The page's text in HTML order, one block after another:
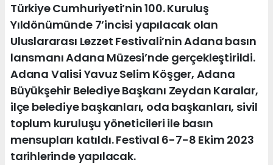
Türkiye Cumhuriyeti’nin 100. Kuruluş
Yıldönümünde 7’incisi yapılacak olan
Uluslararası Lezzet Festivali’nin Adana basın
lansmanı Adana Müzesi’nde gerçekleştirildi.
Adana Valisi Yavuz Selim Köşger, Adana
Büyükşehir Belediye Başkanı Zeydan Karalar,
ilçe belediye başkanları, oda başkanları, sivil
toplum kuruluşu yöneticileri ile basın
mensupları katıldı. Festival 6-7-8 Ekim 2023
tarihlerinde yapılacak.